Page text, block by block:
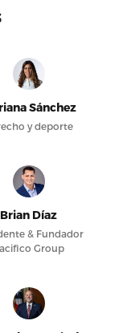
Sánchez
y deporte
Brian Díaz
& Fundador
Group